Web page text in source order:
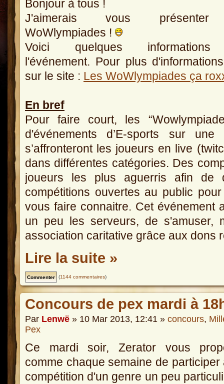
Bonjour à tous !
J'aimerais vous
WoWlympiades !
Voici quelques
l'événement. Pour plus
sur le site : Les WoWlympiades ça
En bref
Pour faire court, les
d'événements d’E-sports sur
s’affronteront les joueurs en live
dans différentes catégories. Des
joueurs les plus aguerris afin de
compétitions ouvertes au public
vous faire connaitre. Cet événement
un peu les serveurs, de s'amuser,
association caritative grâce aux dons
Lire la suite »
(1144 commentaires)
Concours de pex mardi à
Par Lenwë » 10 Mar 2013, 12:41 » concours,
Pex
Ce mardi soir, Zerator vous
comme chaque semaine de participer
compétition d'un genre un peu